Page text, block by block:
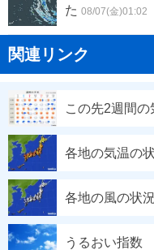
た 08/07(金)01:02
関連リンク
この先2週間
各地の気温の
各地の風の状
うるおい指数